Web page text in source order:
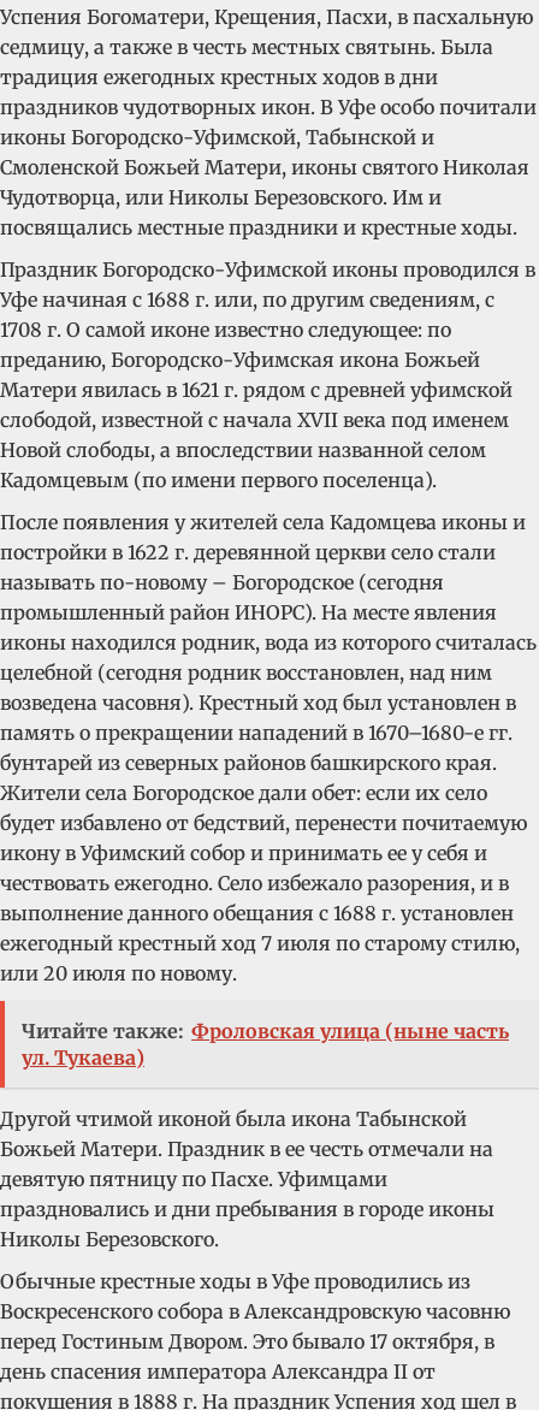
Успения Богоматери, Крещения, Пасхи, в пасхальную
седмицу, а также в честь местных святынь. Была
традиция ежегодных крестных ходов в дни
праздников чудотворных икон. В Уфе особо почитали
иконы Богородско-Уфимской, Табынской и
Смоленской Божьей Матери, иконы святого Николая
Чудотворца, или Николы Березовского. Им и
посвящались местные праздники и крестные ходы.
Праздник Богородско-Уфимской иконы проводился в
Уфе начиная с 1688 г. или, по другим сведениям, с
1708 г. О самой иконе известно следующее: по
преданию, Богородско-Уфимская икона Божьей
Матери явилась в 1621 г. рядом с древней уфимской
слободой, известной с начала XVII века под именем
Новой слободы, а впоследствии названной селом
Кадомцевым (по имени первого поселенца).
После появления у жителей села Кадомцева иконы и
постройки в 1622 г. деревянной церкви село стали
называть по-новому – Богородское (сегодня
промышленный район ИНОРС). На месте явления
иконы находился родник, вода из которого считалась
целебной (сегодня родник восстановлен, над ним
возведена часовня). Крестный ход был установлен в
память о прекращении нападений в 1670–1680-е гг.
бунтарей из северных районов башкирского края.
Жители села Богородское дали обет: если их село
будет избавлено от бедствий, перенести почитаемую
икону в Уфимский собор и принимать ее у себя и
чествовать ежегодно. Село избежало разорения, и в
выполнение данного обещания с 1688 г. установлен
ежегодный крестный ход 7 июля по старому стилю,
или 20 июля по новому.
Читайте также: Фроловская улица (ныне часть
ул. Тукаева)
Другой чтимой иконой была икона Табынской
Божьей Матери. Праздник в ее честь отмечали на
девятую пятницу по Пасхе. Уфимцами
праздновались и дни пребывания в городе иконы
Николы Березовского.
Обычные крестные ходы в Уфе проводились из
Воскресенского собора в Александровскую часовню
перед Гостиным Двором. Это бывало 17 октября, в
день спасения императора Александра II от
покушения в 1888 г. На праздник Успения ход шел в